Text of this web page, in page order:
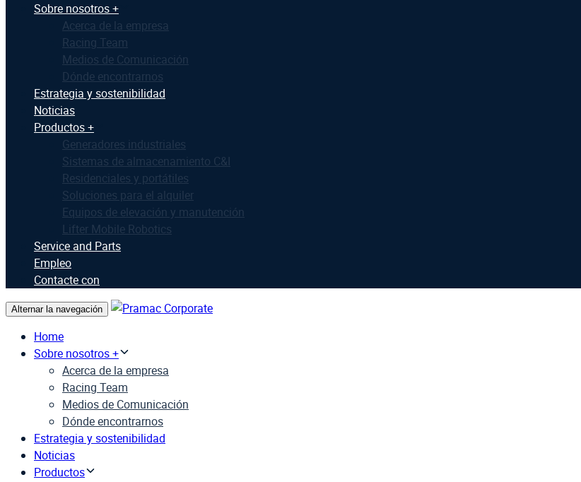
Sobre nosotros +
Acerca de la empresa
Racing Team
Medios de Comunicación
Dónde encontrarnos
Estrategia y sostenibilidad
Noticias
Productos +
Generadores industriales
Sistemas de almacenamiento C&I
Residenciales y portátiles
Soluciones para el alquiler
Equipos de elevación y manutención
Lifter Mobile Robotics
Service and Parts
Empleo
Contacte con
Alternar la navegación
Home
Sobre nosotros +
Acerca de la empresa
Racing Team
Medios de Comunicación
Dónde encontrarnos
Estrategia y sostenibilidad
Noticias
Productos